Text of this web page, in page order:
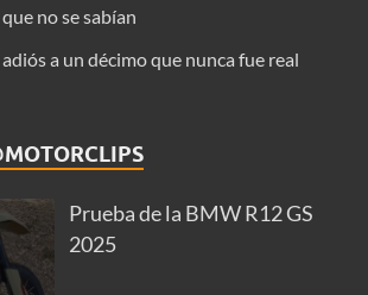
no se sabían
a un décimo que nunca fue real
Prueba de la BMW R12 GS
2025